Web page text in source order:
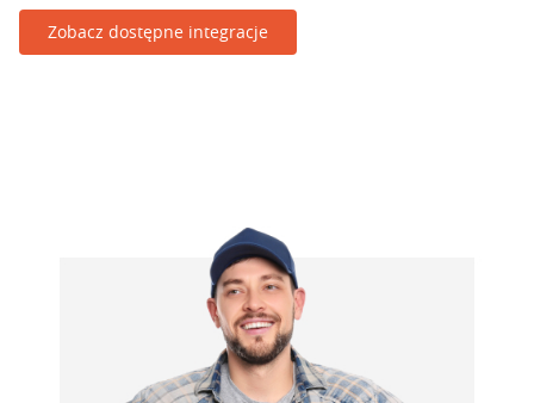
Zobacz dostępne integracje